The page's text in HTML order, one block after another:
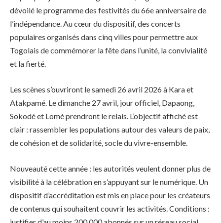
dévoilé le programme des festivités du 66e anniversaire de
l’indépendance. Au cœur du dispositif, des concerts
populaires organisés dans cinq villes pour permettre aux
Togolais de commémorer la fête dans l’unité, la convivialité
et la fierté.
Les scènes s’ouvriront le samedi 26 avril 2026 à Kara et
Atakpamé. Le dimanche 27 avril, jour officiel, Dapaong,
Sokodé et Lomé prendront le relais. L’objectif affiché est
clair : rassembler les populations autour des valeurs de paix,
de cohésion et de solidarité, socle du vivre-ensemble.
Nouveauté cette année : les autorités veulent donner plus de
visibilité à la célébration en s’appuyant sur le numérique. Un
dispositif d’accréditation est mis en place pour les créateurs
de contenus qui souhaitent couvrir les activités. Conditions :